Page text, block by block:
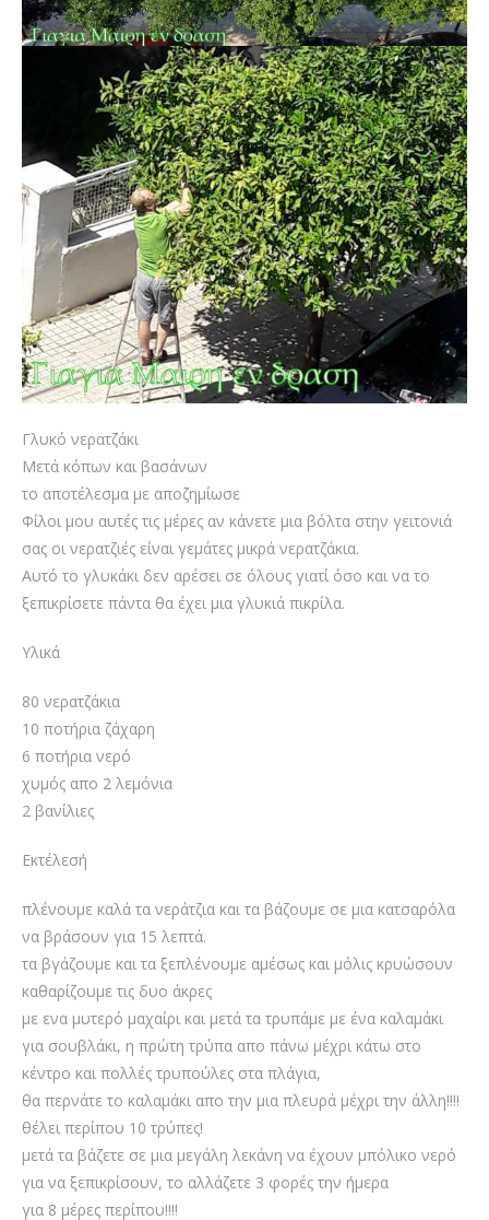
Γλυκό νερατζάκι
Μετά κόπων και βασάνων
το αποτέλεσμα με αποζημίωσε
Φίλοι μου αυτές τις μέρες αν κάνετε μια βόλτα στην γειτονιά
σας οι νερατζιές είναι γεμάτες μικρά νερατζάκια.
Αυτό το γλυκάκι δεν αρέσει σε όλους γιατί όσο και να το
ξεπικρίσετε πάντα θα έχει μια γλυκιά πικρίλα.
Υλικά
80 νερατζάκια
10 ποτήρια ζάχαρη
6 ποτήρια νερό
χυμός απο 2 λεμόνια
2 βανίλιες
Εκτέλεσή
πλένουμε καλά τα νεράτζια και τα βάζουμε σε μια κατσαρόλα
να βράσουν για 15 λεπτά.
τα βγάζουμε και τα ξεπλένουμε αμέσως και μόλις κρυώσουν
καθαρίζουμε τις δυο άκρες
με ενα μυτερό μαχαίρι και μετά τα τρυπάμε με ένα καλαμάκι
για σουβλάκι, η πρώτη τρύπα απο πάνω μέχρι κάτω στο
κέντρο και πολλές τρυπούλες στα πλάγια,
θα περνάτε το καλαμάκι απο την μια πλευρά μέχρι την άλλη!!!!
θέλει περίπου 10 τρύπες!
μετά τα βάζετε σε μια μεγάλη λεκάνη να έχουν μπόλικο νερό
για να ξεπικρίσουν, το αλλάζετε 3 φορές την ήμερα
για 8 μέρες περίπου!!!!